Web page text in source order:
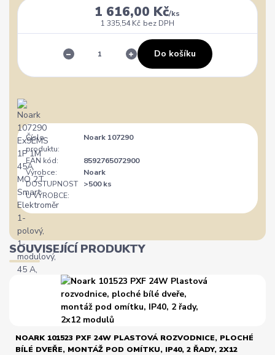
1 616,00 Kč/ks
1 335,54 Kč bez DPH
Do košíku
Číslo
produktu:
Noark 107290
EAN kód:
8592765072900
Výrobce:
Noark
DOSTUPNOST
U VÝROBCE:
>500 ks
SOUVISEJÍCÍ PRODUKTY
NOARK 101523 PXF 24W PLASTOVÁ ROZVODNICE, PLOCHÉ
BÍLÉ DVEŘE, MONTÁŽ POD OMÍTKU, IP40, 2 ŘADY, 2X12